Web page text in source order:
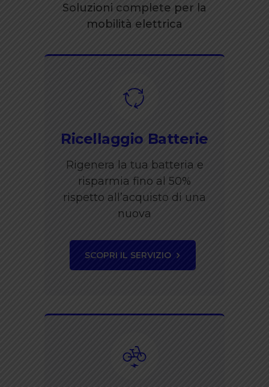
Soluzioni complete per la
mobilità elettrica
Ricellaggio Batterie
Rigenera la tua batteria e
risparmia fino al 50%
rispetto all’acquisto di una
nuova
SCOPRI IL SERVIZIO